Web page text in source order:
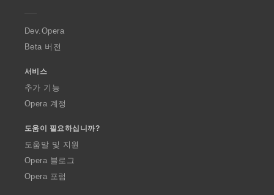
a
Dev.Opera
Beta 버전
서비스
추가 기능
Opera 계정
도움이 필요하십니까?
도움말 및 지원
Opera 블로그
Opera 포럼